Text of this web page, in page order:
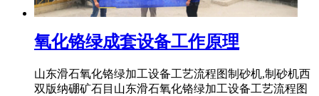
氧化铬绿成套设备工作原理
山东滑石氧化铬绿加工设备工艺流程图制砂机,制砂机西
双版纳硼矿石目山东滑石氧化铬绿加工设备工艺流程图